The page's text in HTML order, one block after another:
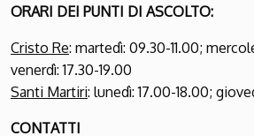
ORARI DEI PUNTI DI ASCOLTO:
Cristo Re: martedì: 09.30-11.00;
venerdì: 17.30-19.00
Santi Martiri: lunedì: 17.00-18.00;
CONTATTI